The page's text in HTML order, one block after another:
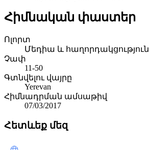
Հիմնական փաստեր
Ոլորտ
Մեդիա և հաղորդակցություն
Չափ
11-50
Գտնվելու վայրը
Yerevan
Հիմնադրման ամսաթիվ
07/03/2017
Հետևեք մեզ